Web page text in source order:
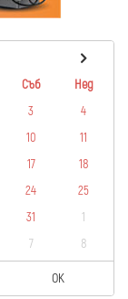
Съб
Нед
3
4
10
11
17
18
24
25
31
1
7 8
OK